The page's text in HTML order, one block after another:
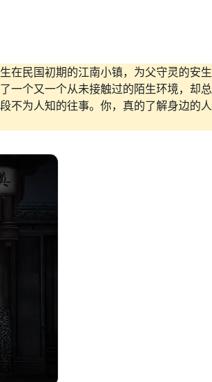
在民国初期的江南小镇，为父守灵的安生
一个又一个从未接触过的陌生环境，却总
不为人知的往事。你，真的了解身边的人